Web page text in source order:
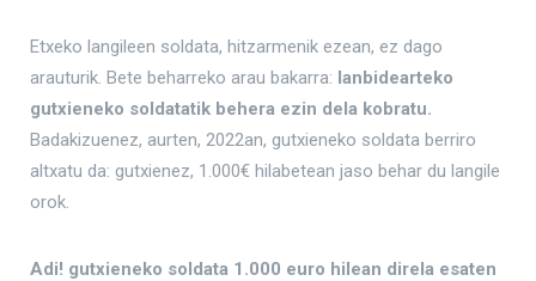
Etxeko langileen soldata, hitzarmenik ezean, ez dago
arauturik. Bete beharreko arau bakarra: lanbidearteko
gutxieneko soldatatik behera ezin dela kobratu.
Badakizuenez, aurten, 2022an, gutxieneko soldata berriro
altxatu da: gutxienez, 1.000€ hilabetean jaso behar du langile
orok.
Adi! gutxieneko soldata 1.000 euro hilean direla esaten